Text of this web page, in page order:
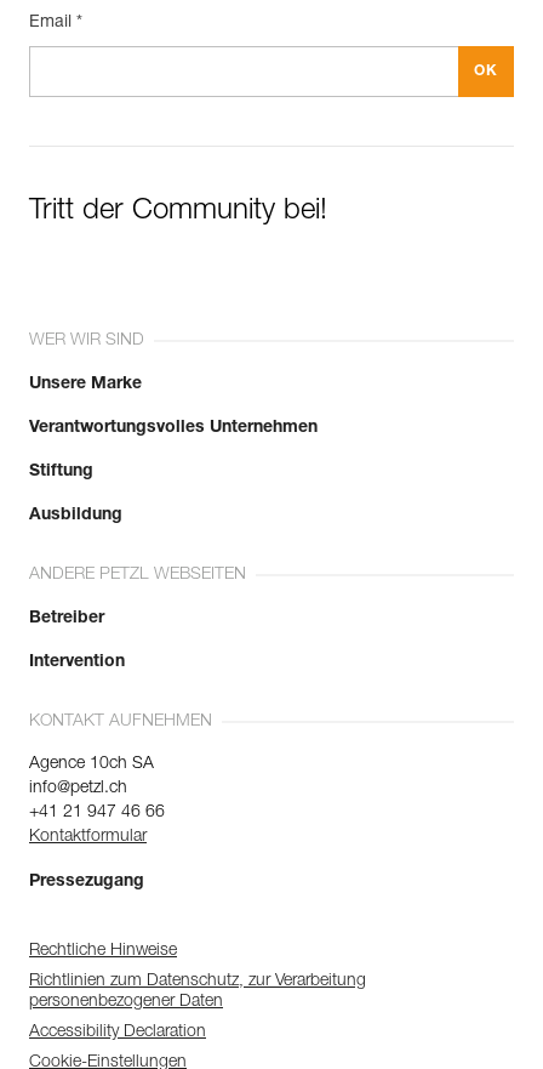
Email *
Tritt der Community bei!
WER WIR SIND
Unsere Marke
Verantwortungsvolles Unternehmen
Stiftung
Ausbildung
ANDERE PETZL WEBSEITEN
Betreiber
Intervention
KONTAKT AUFNEHMEN
Agence 10ch SA
info@petzl.ch
+41 21 947 46 66
Kontaktformular
Pressezugang
Rechtliche Hinweise
Richtlinien zum Datenschutz, zur Verarbeitung
personenbezogener Daten
Accessibility Declaration
Cookie-Einstellungen